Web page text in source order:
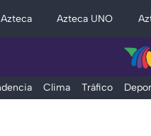
Azteca UNO
Clima Tráfico